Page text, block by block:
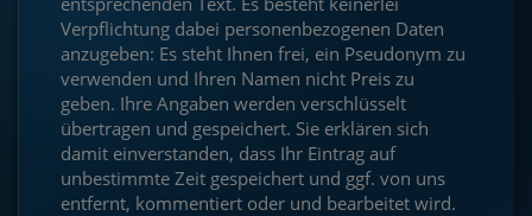
Verpflichtung dabei personenbezogenen Daten
anzugeben: Es steht Ihnen frei, ein Pseudonym zu
verwenden und Ihren Namen nicht Preis zu
geben. Ihre Angaben werden verschlüsselt
übertragen und gespeichert. Sie erklären sich
damit einverstanden, dass Ihr Eintrag auf
unbestimmte Zeit gespeichert und ggf. von uns
entfernt, kommentiert oder und bearbeitet wird.